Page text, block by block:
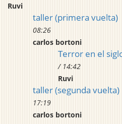
Ruvi
taller (primera vuelta)
08:26
carlos bortoni
Terror en el
/ 14:42
Ruvi
taller (segunda vuelta)
17:19
carlos bortoni